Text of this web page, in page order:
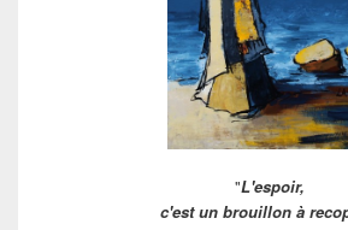
"L'espoir,
c'est un brouillon à